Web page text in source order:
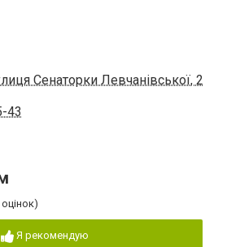
Сенаторки Левчанівської, 2
43
оцінок)
Я рекомендую